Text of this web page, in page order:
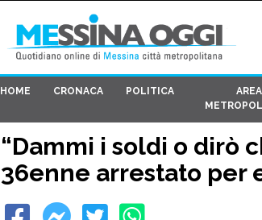
HOME CRONACA POLITICA
AREA
“Dammi i soldi o dirò
36enne arrestato per